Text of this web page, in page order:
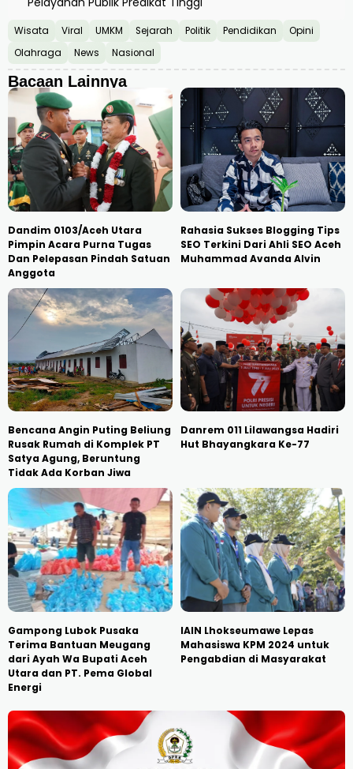
Wisata Viral UMKM Sejarah Politik Pendidikan
Opini
Olahraga
News Nasional
Bacaan Lainnya
Dandim 0103/Aceh Utara
Pimpin Acara Purna Tugas
Dan Pelepasan Pindah Satuan
Anggota
Rahasia Sukses Blogging Tips
SEO Terkini Dari Ahli SEO Aceh
Muhammad Avanda Alvin
Bencana Angin Puting Beliung
Rusak Rumah di Komplek PT
Satya Agung, Beruntung
Tidak Ada Korban Jiwa
Danrem 011 Lilawangsa Hadiri
Hut Bhayangkara Ke-77
Gampong Lubok Pusaka
Terima Bantuan Meugang
dari Ayah Wa Bupati Aceh
Utara dan PT. Pema Global
Energi
IAIN Lhokseumawe Lepas
Mahasiswa KPM 2024 untuk
Pengabdian di Masyarakat